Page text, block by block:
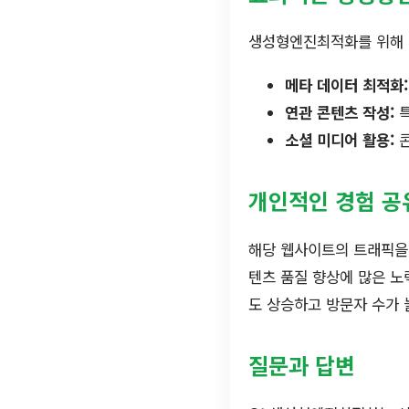
생성형엔진최적화를 위
메타 데이터 최적화:
연관 콘텐츠 작성:
소셜 미디어 활용:
개인적인 경험 공
해당 웹사이트의 트래픽
텐츠 품질 향상에 많은
도 상승하고 방문자 수가
질문과 답변